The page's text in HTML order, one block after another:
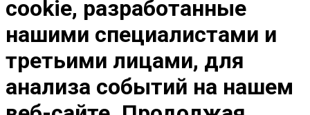
cookie, разработанные
нашими специалистами и
третьими лицами, для
анализа событий на нашем